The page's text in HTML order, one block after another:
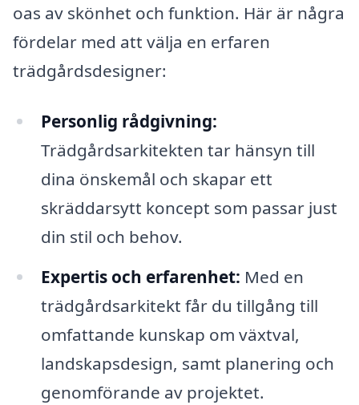
oas av skönhet och funktion. Här är några
fördelar med att välja en erfaren
trädgårdsdesigner:
Personlig rådgivning:
Trädgårdsarkitekten tar hänsyn till
dina önskemål och skapar ett
skräddarsytt koncept som passar just
din stil och behov.
Expertis och erfarenhet: Med en
trädgårdsarkitekt får du tillgång till
omfattande kunskap om växtval,
landskapsdesign, samt planering och
genomförande av projektet.